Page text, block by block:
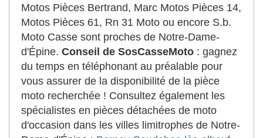
Motos Pièces Bertrand, Marc Motos Pièces 14,
Motos Pièces 61, Rn 31 Moto ou encore S.b.
Moto Casse sont proches de Notre-Dame-
d'Épine. Conseil de SosCasseMoto : gagnez
du temps en téléphonant au préalable pour
vous assurer de la disponibilité de la pièce
moto recherchée ! Consultez également les
spécialistes en pièces détachées de moto
d'occasion dans les villes limitrophes de Notre-